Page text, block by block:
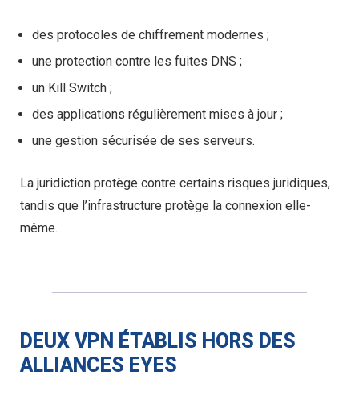
des protocoles de chiffrement modernes ;
une protection contre les fuites DNS ;
un Kill Switch ;
des applications régulièrement mises à jour ;
une gestion sécurisée de ses serveurs.
La juridiction protège contre certains risques juridiques,
tandis que l’infrastructure protège la connexion elle-
même.
DEUX VPN ÉTABLIS HORS DES
ALLIANCES EYES